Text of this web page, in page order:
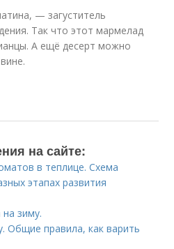
— загуститель
Так что этот мармелад
А ещё десерт можно
на сайте:
в теплице. Схема
этапах развития
зиму.
Общие правила, как варить